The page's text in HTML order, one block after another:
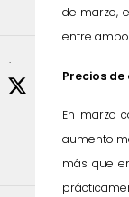
de marzo,
entre
Precios
En marzo
aumento
más que
·